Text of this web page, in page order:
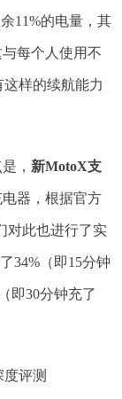
11%的电量，其
每个人使用不
这样的续航能力
， 新MotoX支
器，根据官方
对此也进行了实
34%（即15分钟
即30分钟充了